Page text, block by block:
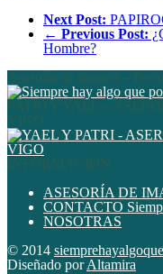
Next Post:
← Previous Post:
Hombre?
Asesoría de imagen –
PATRI Y YAEL –
VIGO
INFORMACIÓN
ASESORÍA DE
CONTACTO
NOSOTRAS
© 2014
Diseñado porAltamira